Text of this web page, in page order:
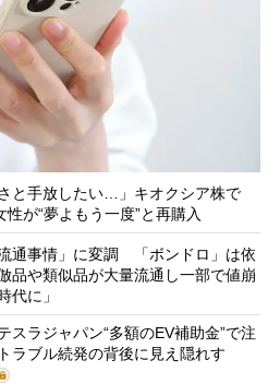
と手放したい…」キオクシア株で
が“夢よもう一度”と再購入
通事情」に変調 「ボンドロ」は依
品や類似品が大量流通し一部で値崩
に」
スラジャパン“多額のEV補助金”で注
ブル続発の背後に見え隠れす